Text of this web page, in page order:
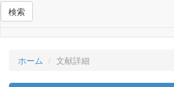
検索
ホーム 文献詳細